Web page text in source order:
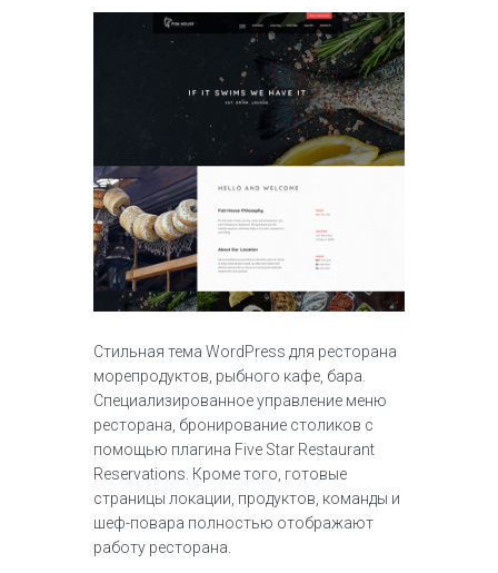
Стильная тема WordPress для ресторана
морепродуктов, рыбного кафе, бара.
Специализированное управление меню
ресторана, бронирование столиков с
помощью плагина Five Star Restaurant
Reservations. Кроме того, готовые
страницы локации, продуктов, команды и
шеф-повара полностью отображают
работу ресторана.